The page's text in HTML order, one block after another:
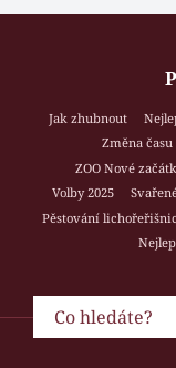
Jak zhubnout
Změna času
ZOO Nové
Volby 2025
Pěstování